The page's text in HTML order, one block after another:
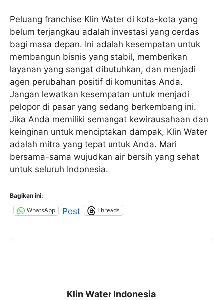
Peluang franchise Klin Water di kota-kota yang
belum terjangkau adalah investasi yang cerdas
bagi masa depan. Ini adalah kesempatan untuk
membangun bisnis yang stabil, memberikan
layanan yang sangat dibutuhkan, dan menjadi
agen perubahan positif di komunitas Anda.
Jangan lewatkan kesempatan untuk menjadi
pelopor di pasar yang sedang berkembang ini.
Jika Anda memiliki semangat kewirausahaan dan
keinginan untuk menciptakan dampak, Klin Water
adalah mitra yang tepat untuk Anda. Mari
bersama-sama wujudkan air bersih yang sehat
untuk seluruh Indonesia.
Bagikan ini:
WhatsApp Post Threads
Klin Water Indonesia